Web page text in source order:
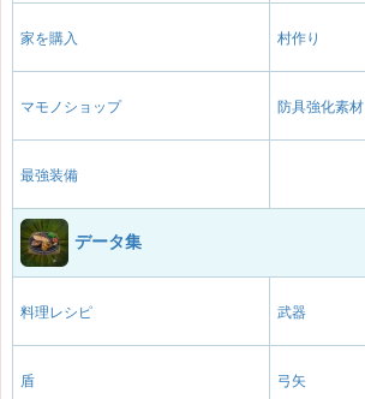
家を購入 村作り
マモノショップ 防具強化素材
最強装備
データ集
料理レシピ 武器
盾 弓矢